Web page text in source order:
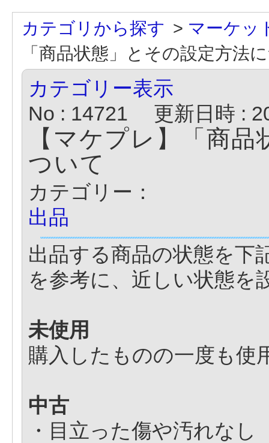
カテゴリから探す > マーケッ
「商品状態」とその設定方法
カテゴリー表示
No : 14721
更新日時 :
【マケプレ】「商
ついて
カテゴリー：
出品
出品する商品の状態を下
を参考に、近しい状態を
未使用
購入したものの一度も使
中古
・目立った傷や汚れなし